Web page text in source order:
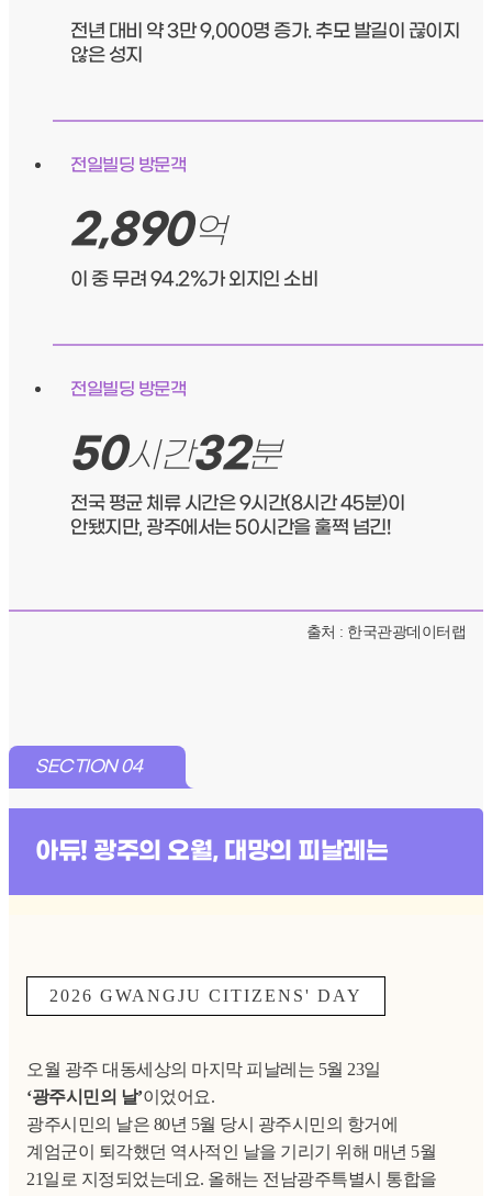
전년 대비 약 3만 9,000명 증가. 추모 발길이 끊이지
않은 성지
전일빌딩 방문객
2,890억
이 중 무려 94.2%가 외지인 소비
전일빌딩 방문객
50시간32분
전국 평균 체류 시간은 9시간(8시간 45분)이
안됐지만, 광주에서는 50시간을 훌쩍 넘긴!
출처 : 한국관광데이터랩
SECTION 04
아듀! 광주의 오월, 대망의 피날레는
2026 GWANGJU CITIZENS' DAY
오월 광주 대동세상의 마지막 피날레는 5월 23일
‘광주시민의 날’이었어요.
광주시민의 날은 80년 5월 당시 광주시민의 항거에
계엄군이 퇴각했던 역사적인 날을 기리기 위해 매년 5월
21일로 지정되었는데요. 올해는 전남광주특별시 통합을